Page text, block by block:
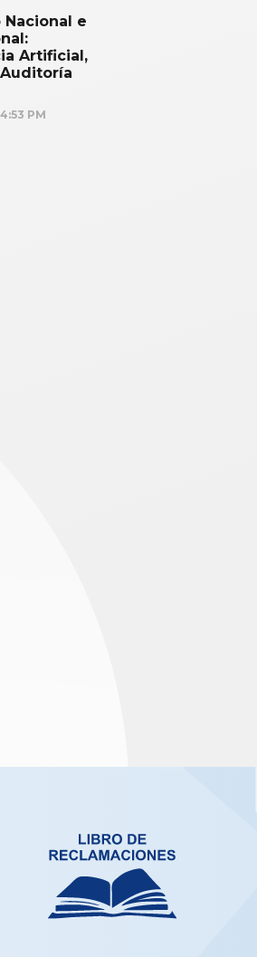
e
Artificial,
4:53 PM